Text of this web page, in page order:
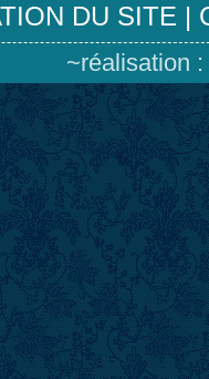
DU SITE |
~réalisation